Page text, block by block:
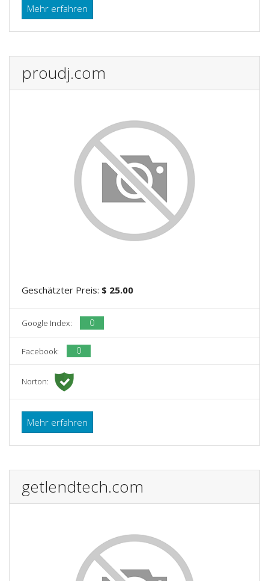
Mehr erfahren
proudj.com
Geschätzter Preis: $ 25.00
Google Index: 0
Facebook: 0
Norton:
Mehr erfahren
getlendtech.com